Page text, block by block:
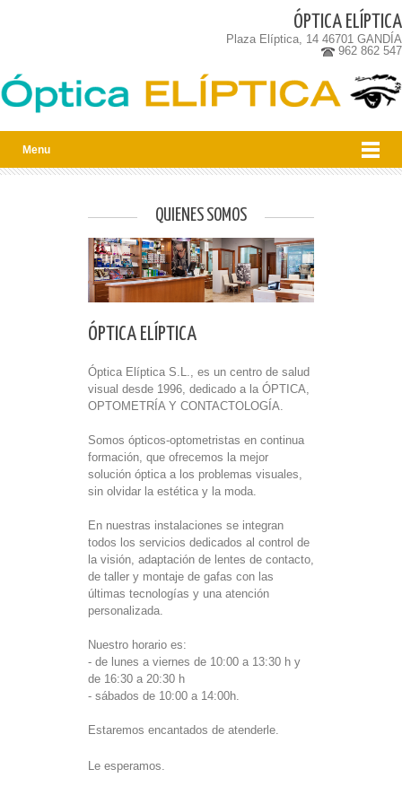
ÓPTICA ELÍPTICA
Plaza Elíptica, 14 46701 GANDÍA
962 862 547
Menu
QUIENES SOMOS
ÓPTICA ELÍPTICA
Óptica Elíptica S.L.
, es un centro de salud
visual desde 1996, dedicado a la ÓPTICA,
OPTOMETRÍA Y CONTACTOLOGÍA.
Somos ópticos-optometristas en continua
formación, que ofrecemos la mejor
solución óptica a los problemas visuales,
sin olvidar la estética y la moda.
En nuestras instalaciones se integran
todos los servicios dedicados al control de
la visión, adaptación de lentes de contacto,
de taller y montaje de gafas con las
últimas tecnologías y una atención
personalizada.
Nuestro horario es:
- de lunes a viernes de 10:00 a 13:30 h y
de 16:30 a 20:30 h
- sábados de 10:00 a 14:00h.
Estaremos encantados de atenderle.
Le esperamos.